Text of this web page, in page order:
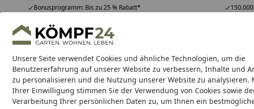
Unsere Seite verwendet Cookies und ähnliche Technologien, um die
Benutzererfahrung auf unserer Website zu verbessern, Inhalte und
zu personalisieren und die Nutzung unserer Website zu analysieren.
Ihrer Einwilligung stimmen Sie der Verwendung von Cookies sowie
Verarbeitung Ihrer persönlichen Daten zu, um Ihnen ein
Bonusprogramm: Bis zu 25 % Rabatt*
Hotline07051 / 9 22 22
Mo-Fr. 8-16 Uhr 25.965 Bewertungen
Alle Produkte
Alle ProdukteHighlights Tipps & Tricks
Metabo Maschinen Akku-Aktion Zubehör Metabo